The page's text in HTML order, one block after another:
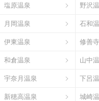
塩原温泉 野沢
月岡温泉 石和
伊東温泉 修善
和倉温泉 山中
宇奈月温泉 下呂
新穂高温泉 城崎